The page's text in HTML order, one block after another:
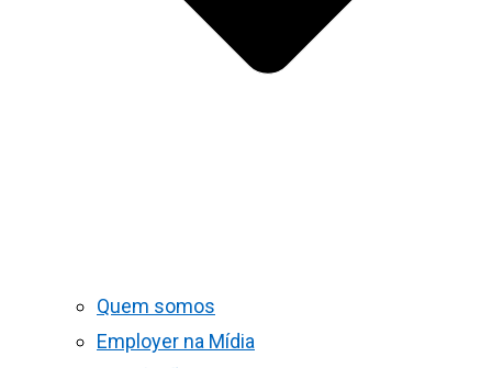
Quem somos
Employer na Mídia